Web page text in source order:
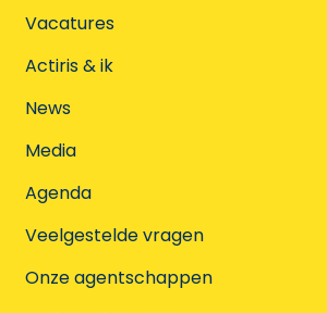
Vacatures
Actiris & ik
News
Media
Agenda
Veelgestelde vragen
Onze agentschappen